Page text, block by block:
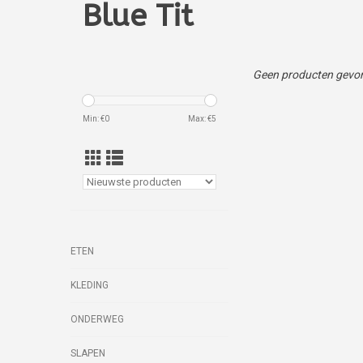
Blue Tit
Min: €0 Max: €5
ETEN
KLEDING
ONDERWEG
SLAPEN
Geen producten